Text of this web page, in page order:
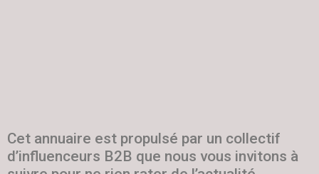
Cet annuaire est propulsé par un collectif
d’influenceurs B2B que nous vous invitons à